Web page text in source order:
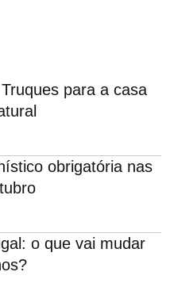
para a casa
obrigatória nas
o que vai mudar